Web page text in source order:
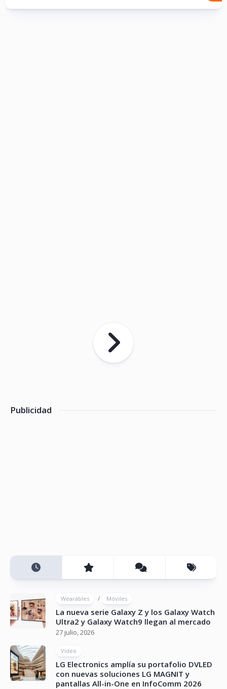
Publicidad
Wearables / Móviles
La nueva serie Galaxy Z y los Galaxy Watch
Ultra2 y Galaxy Watch9 llegan al mercado
27 julio, 2026
Vídeo
LG Electronics amplía su portafolio DVLED
con nuevas soluciones LG MAGNIT y
pantallas All-in-One en InfoComm 2026